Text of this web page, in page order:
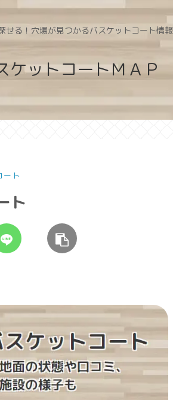
せる！穴場が見つかるバスケットコート情報
ケットコートＭＡＰ
ト
ト